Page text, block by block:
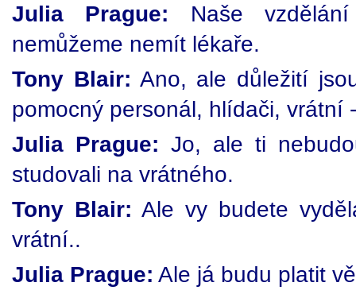
Julia Prague: Naše
nemůžeme nemít lékaře.
Tony Blair: Ano, ale důležití
pomocný personál, hlídači, vrátní -
Julia Prague: Jo, ale ti
studovali na vrátného.
Tony Blair: Ale vy budete
vrátní..
Julia Prague: Ale já budu platit